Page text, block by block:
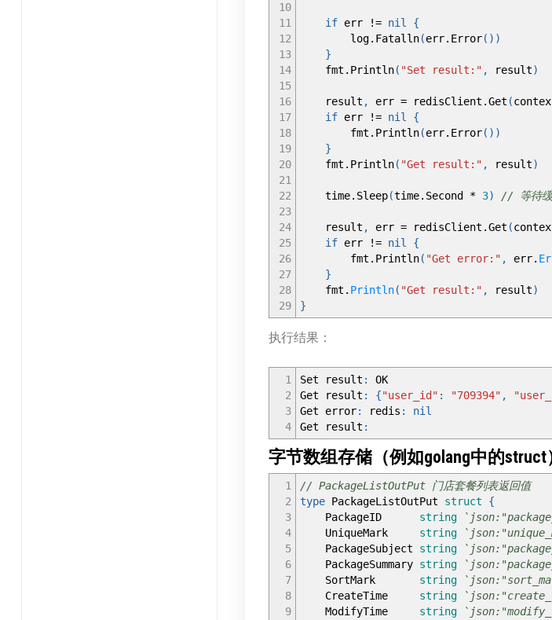
10
11
12
13
14
15
16
17
18
19
20
21
22
23
24
25
26
27
28
29
iferr != nil
{
log. Fatalln(err. Error())
}
fmt . Println( "Set result:" , result)
result , err =redisClient .Get (
iferr != nil
{
fmt . Println(err. Error())
}
fmt . Println( "Get result:" , result)
time. Sleep(time. Second * 3) // 等待缓
result , err =redisClient .Get (
iferr != nil
{
fmt . Println( "Get error:" , err.
}
fmt . Println( "Get result:" , result)
}
执行结果：
1
2
3
4
Set result :
OK
Get result : {"user_id" : "709394" ,
Get error: redis :
nil
Get result :
字节数组存储（例如golang中的struct
1
2
3
4
5
6
7
8
9
// PackageListOutPut 门店套餐列表返回值
typePackageListOutPut struct
{
PackageID string
UniqueMark string
PackageSubject string
PackageSummary string
SortMark string
CreateTime string
ModifyTime string